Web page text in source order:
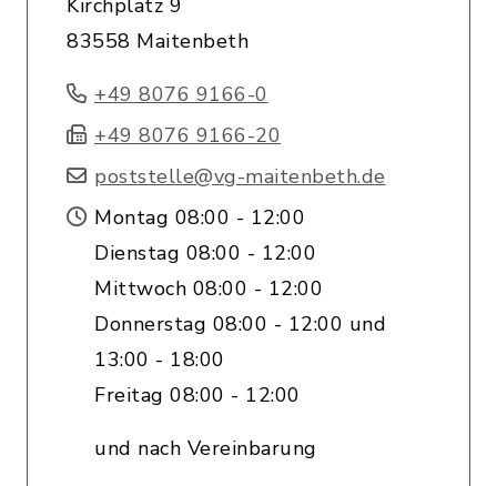
Kirchplatz 9
83558 Maitenbeth
+49 8076 9166-0
+49 8076 9166-20
poststelle@vg-maitenbeth.de
Montag 08:00 - 12:00
Dienstag 08:00 - 12:00
Mittwoch 08:00 - 12:00
Donnerstag 08:00 - 12:00 und
13:00 - 18:00
Freitag 08:00 - 12:00
und nach Vereinbarung